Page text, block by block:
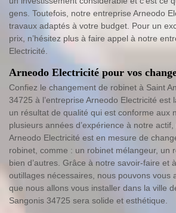
gens. Toutefois, notre entreprise Arneodo
travaux adaptés à votre budget. Pour un
prix, n’hésitez plus à faire appel à notre
Electricité.
Arneodo Electricité pour vos
Confiez le changement de robinet à Saint
34725 à l’entreprise Arneodo Electricité est
un résultat de qualité qui est conforme aux
plusieurs années d’expérience à notre
Arneodo Electricité est en mesure de
robinet, comme : un robinet mélangeur, un
bien d’autres. Grâce à notre savoir-faire et
outillages nécessaires, nous pouvons vous
que nous allons vous installer dans la ville
Sangonis 34725 sera solide et esthétique.